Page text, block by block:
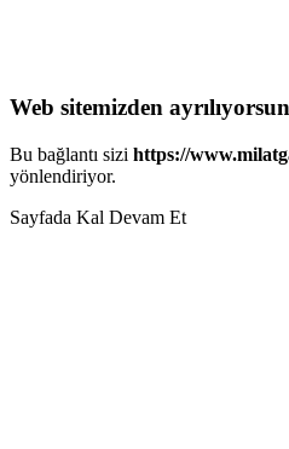
Web sitemizden
Bu bağlantı sizi https://
yönlendiriyor.
Sayfada Kal Devam Et